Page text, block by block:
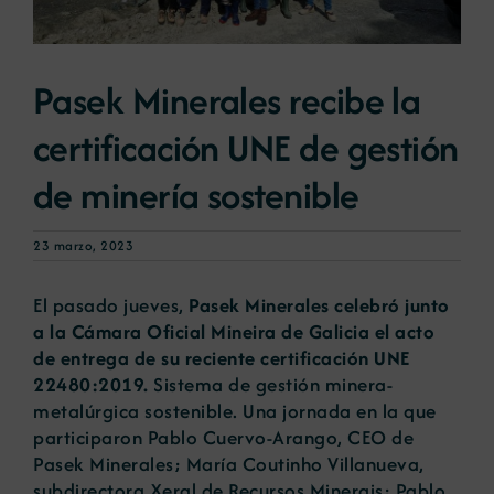
Portal de empleo
Contacto
Pasek Minerales recibe la
certificación UNE de gestión
de minería sostenible
23 marzo, 2023
El pasado jueves, Pasek Minerales celebró junto
a la Cámara Oficial Mineira de Galicia el acto
de entrega de su reciente certificación UNE
22480:2019. Sistema de gestión minera-
metalúrgica sostenible. Una jornada en la que
participaron Pablo Cuervo-Arango, CEO de
Pasek Minerales; María Coutinho Villanueva,